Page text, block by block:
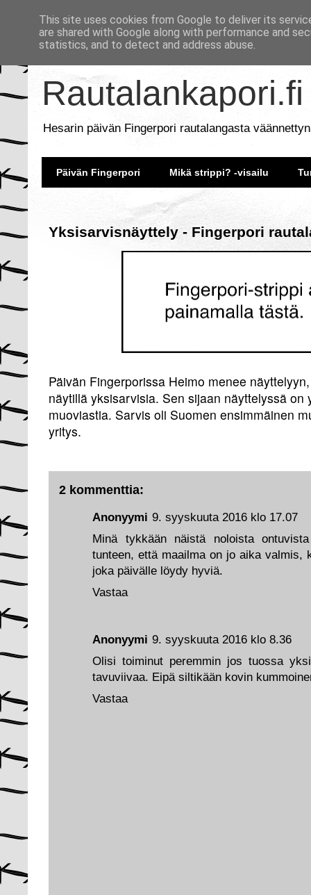
Rautalankapori.fi
Hesarin päivän Fingerpori rautalangasta
Päivän Fingerpori Mikä strippi? -visailu
Yksisarvisnäyttely - Fingerpori
Päivän Fingerporissa Heimo menee
näytillä yksisarvisia. Sen sijaan näyttelyssä
muoviastia. Sarvis oli Suomen ensimmäinen
yritys.
2 kommenttia:
Anonyymi 9. syyskuuta 2016 klo 8.36
Olisi toiminut peremmin jos tuossa
tavuviivaa. Eipä siltikään kovin
Vastaa
Anonyymi 9. syyskuuta 2016 klo 17.07
Minä tykkään näistä noloista
tunteen, että maailma on jo aika valmis,
joka päivälle löydy hyviä.
Vastaa
This site uses cookies from Google to deliver its
are shared with Google along with performance and
statistics, and to detect and address abuse.